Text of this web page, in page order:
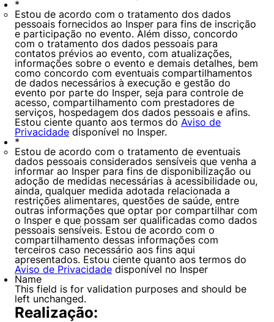
*
Estou de acordo com o tratamento dos dados
pessoais fornecidos ao Insper para fins de inscrição
e participação no evento. Além disso, concordo
com o tratamento dos dados pessoais para
contatos prévios ao evento, com atualizações,
informações sobre o evento e demais detalhes, bem
como concordo com eventuais compartilhamentos
de dados necessários à execução e gestão do
evento por parte do Insper, seja para controle de
acesso, compartilhamento com prestadores de
serviços, hospedagem dos dados pessoais e afins.
Estou ciente quanto aos termos do Aviso de
Privacidade disponível no Insper.
*
Estou de acordo com o tratamento de eventuais
dados pessoais considerados sensíveis que venha a
informar ao Insper para fins de disponibilização ou
adoção de medidas necessárias à acessibilidade ou,
ainda, qualquer medida adotada relacionada a
restrições alimentares, questões de saúde, entre
outras informações que optar por compartilhar com
o Insper e que possam ser qualificadas como dados
pessoais sensíveis. Estou de acordo com o
compartilhamento dessas informações com
terceiros caso necessário aos fins aqui
apresentados. Estou ciente quanto aos termos do
Aviso de Privacidade disponível no Insper
Name
This field is for validation purposes and should be
left unchanged.
Realização: